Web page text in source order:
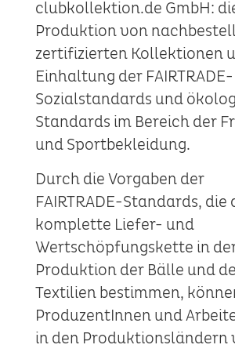
clubkollektion.de GmbH:
Produktion von
zertifizierten Kollektionen
Einhaltung der FAIRTRADE-
Sozialstandards und
Standards im Bereich der
und Sportbekleidung.
Durch die Vorgaben der
FAIRTRADE-Standards, die
komplette Liefer- und
Wertschöpfungskette in
Produktion der Bälle und
Textilien bestimmen,
ProduzentInnen und
in den Produktionsländern